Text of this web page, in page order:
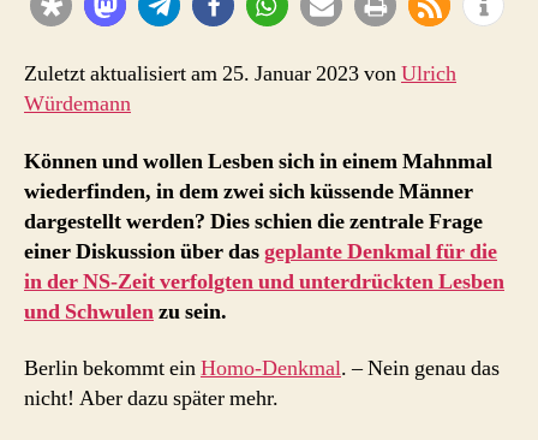
?
Zuletzt aktualisiert am 25. Januar 2023 vonUlrich
Würdemann
Können und wollen Lesben sich in einem Mahnmal
wiederfinden, in dem zwei sich küssende Männer
dargestellt werden? Dies schien die zentrale Frage
einer Diskussion über dasgeplante Denkmal für die
in der NS-Zeit verfolgten und unterdrückten Lesben
und Schwulenzu sein.
Berlin bekommt einHomo-Denkmal. – Nein genau das
nicht! Aber dazu später mehr.